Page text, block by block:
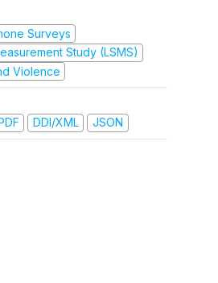
Surveys
Study (LSMS)
Violence
DDI/XML JSON